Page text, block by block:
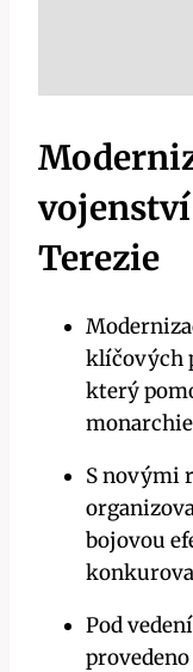
Terezie
klíčových
který
S novými
bojovou
Pod